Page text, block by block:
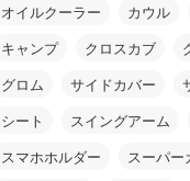
オイルクーラー
カウル
キャンプ
クロスカブ
グロム
サイドカバー
シート
スイングアーム
スマホホルダー
スーパー